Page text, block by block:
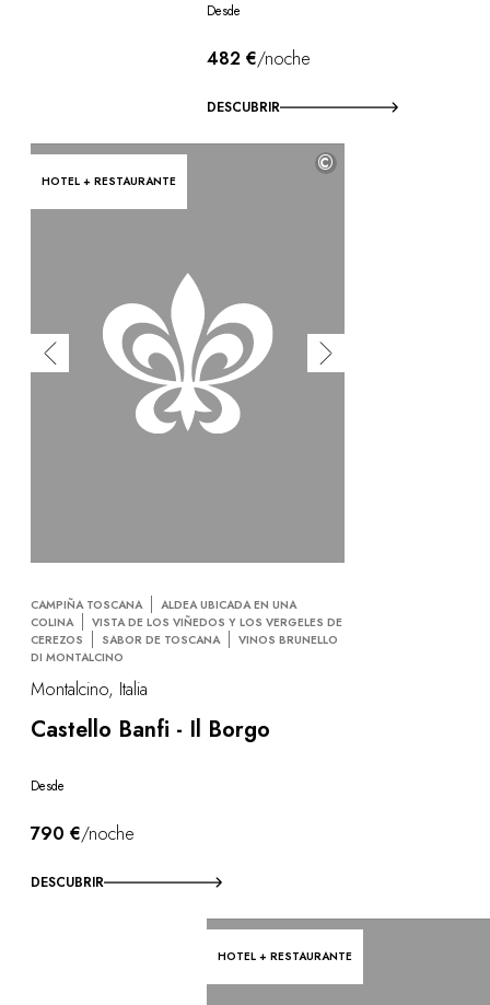
Desde
482 €/noche
DESCUBRIR
HOTEL + RESTAURANTE
©
CAMPIÑA TOSCANA
ALDEA UBICADA EN UNA
COLINA
VISTA DE LOS VIÑEDOS Y LOS VERGELES DE
CEREZOS
SABOR DE TOSCANA
VINOS BRUNELLO
DI MONTALCINO
Montalcino, Italia
Castello Banfi - Il Borgo
Desde
790 €/noche
DESCUBRIR
HOTEL + RESTAURANTE